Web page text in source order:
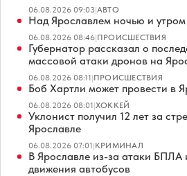
06.08.2026 09:03|АВТО
Над Ярославлем ночью и
06.08.2026 08:46|ПРОИСШЕСТВИЯ
Губернатор рассказал о
массовой атаки дронов на
06.08.2026 08:11|ПРОИСШЕСТВИЯ
Боб Хартли может провести в
06.08.2026 08:01|ХОККЕЙ
Уклонист получил 12 лет за
Ярославле
06.08.2026 07:01|КРИМИНАЛ
В Ярославле из-за атаки БПЛА
движения автобусов